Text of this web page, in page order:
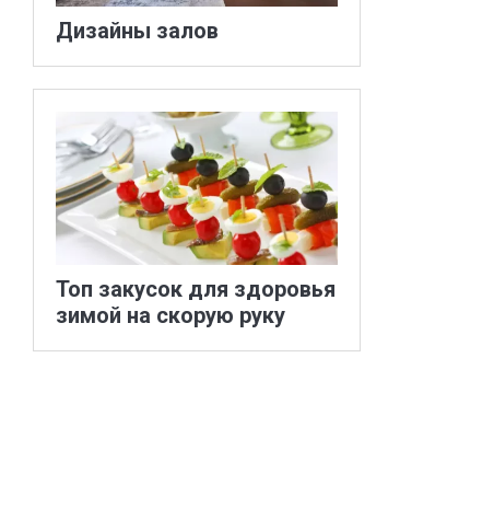
Дизайны залов
Топ закусок для здоровья
зимой на скорую руку